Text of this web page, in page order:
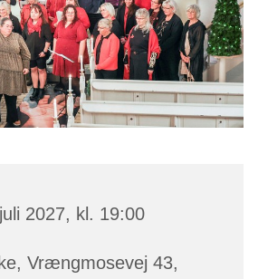
2027, kl. 19:00
Vrængmosevej 43,